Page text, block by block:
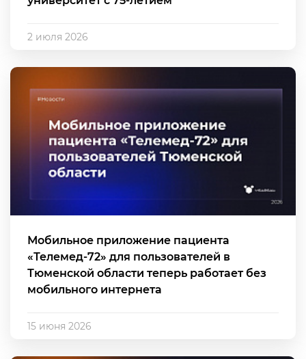
2 июля 2026
Мобильное приложение пациента
«Телемед-72» для пользователей в
Тюменской области теперь работает без
мобильного интернета
15 июня 2026